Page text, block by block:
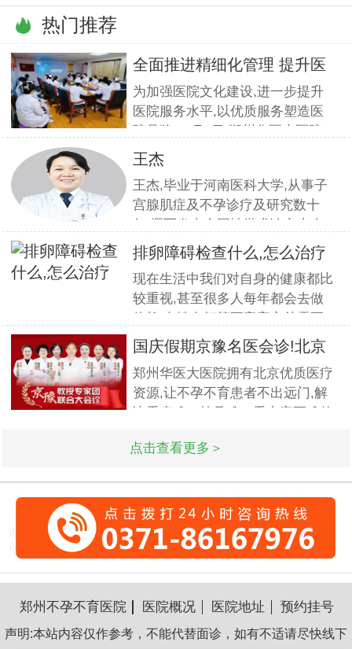
热门推荐
全面推进精细化管理 提升医
疗服
为加强医院文化建设,进一步提升
医院服务水平,以优质服务塑造医
院品牌,11月5日,郑州华医大医院
组织全员开展优质服务提升培训.
本期培训邀请到职业素养与服务设
计专家
王杰
王杰,毕业于河南医科大学,从事子
宫腺肌症及不孕诊疗及研究数十
年,撰写发表全国性学术论文十余
篇.对宫、腹腔镜等微创高科技技
术诊治子宫腺肌症、石女、子宫肌
瘤、女性不孕等妇科疑难杂症有一
套成熟完整的方案,深得患者好评!
排卵障碍检查什么,怎么治疗
现在生活中我们对自身的健康都比
较重视,甚至很多人每年都会去做
到医院做孕前检查,这样才能更好
的保证怀孕的诊疗率.有患者想了
解排卵障碍检查什么?怎么治疗?我
们来一起了解下. 排卵障碍检查什
国庆假期京豫名医会诊!北京
不孕
郑州华医大医院拥有北京优质医疗
资源,让不孕不育患者不出远门,解
决看病难、挂号难、看专家更难的
北京专家将与郑州华医大医院名医
生
点击查看更多＞
郑州不孕不育医院 医院概况 医院地址 预约挂号
声明:本站内容仅作参考，不能代替面诊，如有不适请尽快线下